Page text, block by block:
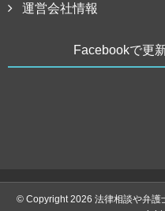
運営会社情報
Facebookで更
© Copyright 2026 法律相談や弁護